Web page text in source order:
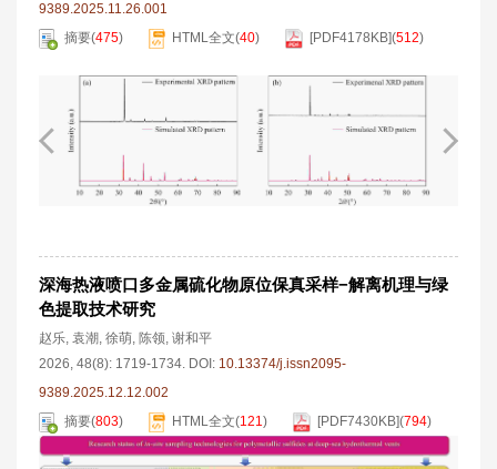
9389.2025.11.26.001
摘要(475) HTML全文(40) [PDF4178KB](512)
深海热液喷口多金属硫化物原位保真采样−解离机理与绿
色提取技术研究
赵乐, 袁潮, 徐萌, 陈领, 谢和平
2026, 48(8): 1719-1734. DOI: 10.13374/j.issn2095-
9389.2025.12.12.002
摘要(803) HTML全文(121) [PDF7430KB](794)